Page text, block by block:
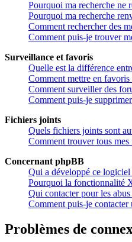
Pourquoi ma recherche ne
Pourquoi ma recherche
Comment rechercher des
Comment puis-je trouver
Surveillance et favoris
Quelle est la différence
Comment mettre en
Comment surveiller des
Comment puis-je
Fichiers joints
Quels fichiers joints sont
Comment trouver tous
Concernant phpBB
Qui a développé ce
Pourquoi la fonctionnalité
Qui contacter pour les
Comment puis-je
Problèmes de